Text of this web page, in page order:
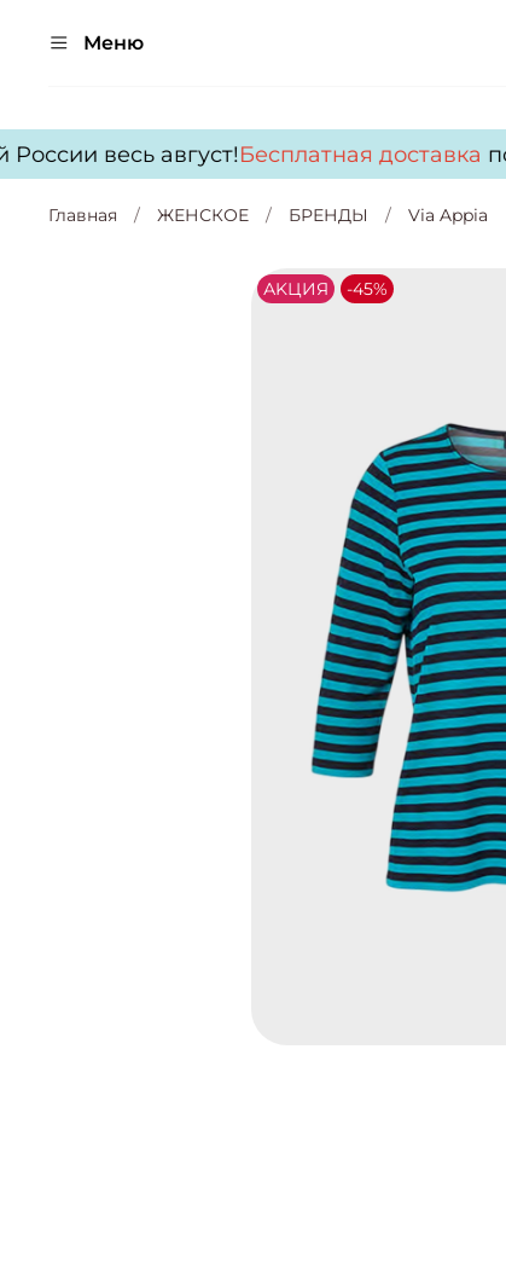
Меню
весь август!Бесплатная доставкапо
Главная ЖЕНСКОЕ БРЕНДЫ Via Appia
АKЦИЯ -45%